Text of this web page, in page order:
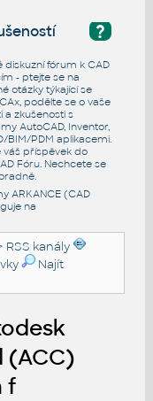
?
diskuzní fórum k CAD
- ptejte se na
otázky týkající se
podělte se o vaše
a zkušenosti s
AutoCAD, Inventor,
BIM/PDM aplikacemi.
váš příspěvek do
Fóru. Nechcete se
.
ARKANCE (CAD
na
RSS kanály
Najít
(ACC)
f